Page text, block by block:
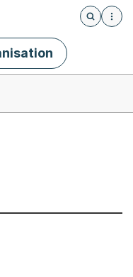
Öffnet
Geschäft